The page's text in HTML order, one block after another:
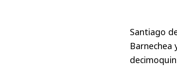
Santiago
Barnechea